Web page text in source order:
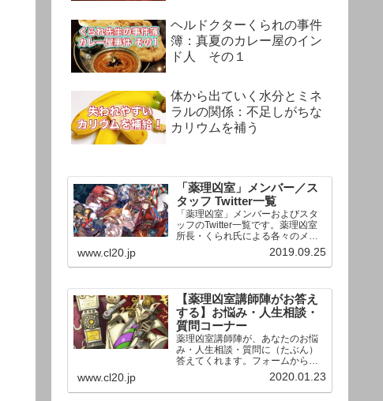
ヘルドクターくられの事件
簿：真夏のカレー屋のイン
ド人 その１
体から出ていく水分とミネ
ラルの関係：不足しがちな
カリウムを補う
「薬理凶室」メンバー／ス
タッフ Twitter一覧
「薬理凶室」メンバーおよびスタ
ッフのTwitter一覧です。薬理凶室
所長・くられ氏による各々のメン
バーの一言紹介付き。Twitterへの
リンクの下にあるフォローボタン
を押すとそのままフォローできま
www.cl20.jp 2019.09.25
【薬理凶室講師陣がお答え
する】お悩み・人生相談・
質問コーナー
薬理凶室講師陣が、あなたのお悩
み・人生相談・質問に（たぶん）
答えてくれます。フォームからお
送りいただいた相談は、順次、動
画として公開される予定（時期未
定）！ どうぞお気軽にご質問く
www.cl20.jp 2020.01.23